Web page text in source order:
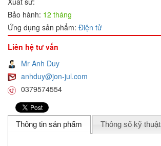
BCS Italia Srl
BEA SENSORS
Beckhoff Vietnam
Bei Sensor
Bernstein
Berthold
Beta Vietnam
BIFOLD
Bifold (Rotork)
Bảo hành: 12 tháng
Ứng dụng sản phẩm: Điện tử
Liên hệ tư vấn
Mr Anh Duy
anhduy@jon-jul.com
0379574554
Thông tin sản phẩm Thông số kỹ thuật